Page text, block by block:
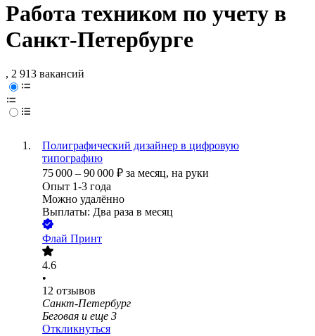
Работа техником по учету в
Санкт-Петербурге
, 2 913 вакансий
Полиграфический дизайнер в цифровую
типографию
75 000 – 90 000 ₽ за месяц, на руки
Опыт 1-3 года
Можно удалённо
Выплаты: Два раза в месяц
Флай Принт
4.6
•
12 отзывов
Санкт-Петербург
Беговая и еще 3
Откликнуться